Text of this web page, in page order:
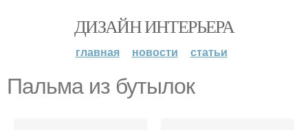
ДИЗАЙН ИНТЕРЬЕРА
главная новости статьи
Пальма из бутылок